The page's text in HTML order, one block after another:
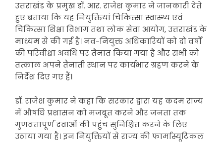
उत्तराखंड के प्रमुख डॉ. आर. राजेश कुमार ने जानकारी देते
हुए बताया कि यह नियुक्तियां चिकित्सा स्वास्थ्य एवं
चिकित्सा शिक्षा विभाग तथा लोक सेवा आयोग, उत्तराखंड के
माध्यम से की गई हैं। नव-नियुक्त अधिकारियों को दो वर्षों
की परिवीक्षा अवधि पर तैनात किया गया है और सभी को
तत्काल अपने तैनाती स्थान पर कार्यभार ग्रहण करने के
निर्देश दिए गए हैं।
डॉ. राजेश कुमार ने कहा कि सरकार द्वारा यह कदम राज्य
में औषधि प्रशासन को मजबूत करने और जनता तक
गुणवत्तापूर्ण दवाओं की पहुंच सुनिश्चित करने के लिए
उठाया गया है। इन नियुक्तियों से राज्य की फार्मास्यूटिकल